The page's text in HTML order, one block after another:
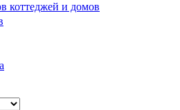
коттеджей и домов